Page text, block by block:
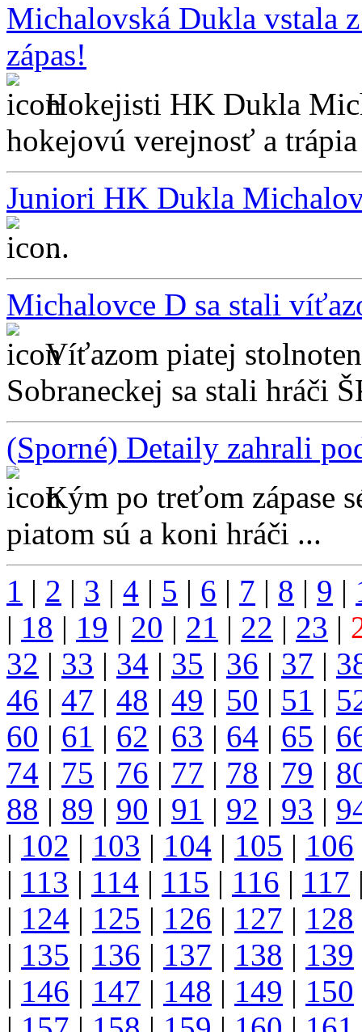
Michalovská Dukla vstala
zápas!
Hokejisti HK Dukla
hokejovú verejnosť a
Juniori HK Dukla
...
Michalovce D sa stali
Víťazom piatej
Sobraneckej sa stali hráči
(Sporné) Detaily zahrali
Kým po treťom zápase
piatom sú a koni hráči ...
1 | 2 | 3 | 4 | 5 | 6 | 7 | 8 | 9 |
| 18 | 19 | 20 | 21 | 22 | 23 |
32 | 33 | 34 | 35 | 36 | 37 |
46 | 47 | 48 | 49 | 50 | 51 |
60 | 61 | 62 | 63 | 64 | 65 |
74 | 75 | 76 | 77 | 78 | 79 |
88 | 89 | 90 | 91 | 92 | 93 |
| 102 | 103 | 104 | 105 | 106
| 113 | 114 | 115 | 116 | 117
| 124 | 125 | 126 | 127 | 128
| 135 | 136 | 137 | 138 | 139
| 146 | 147 | 148 | 149 | 150